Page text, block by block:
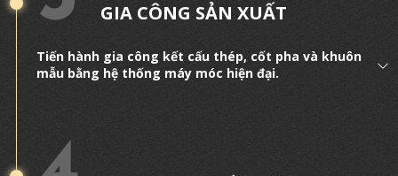
GIA CÔNG SẢN XUẤT
Tiến hành gia công kết cấu thép, cốt pha và khuôn
mẫu bằng hệ thống máy móc hiện đại.